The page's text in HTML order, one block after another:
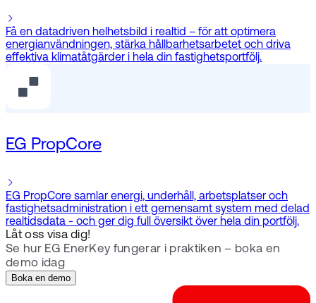
Få en datadriven helhetsbild i realtid – för att optimera
energianvändningen, stärka hållbarhetsarbetet och driva
effektiva klimatåtgärder i hela din fastighetsportfölj.
EG PropCore
EG PropCore samlar energi, underhåll, arbetsplatser och
fastighetsadministration i ett gemensamt system med delad
realtidsdata - och ger dig full översikt över hela din portfölj.
Låt oss visa dig!
Se hur EG EnerKey fungerar i praktiken – boka en
demo idag
Boka en demo